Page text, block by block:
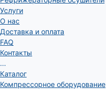
Услуги
О нас
Доставка и оплата
FAQ
Контакты
...
Каталог
Компрессорное оборудование